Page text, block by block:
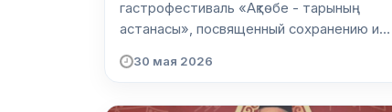
гастрофестиваль «Ақтөбе - тарының
астанасы», посвященный сохранению и
30 мая 2026